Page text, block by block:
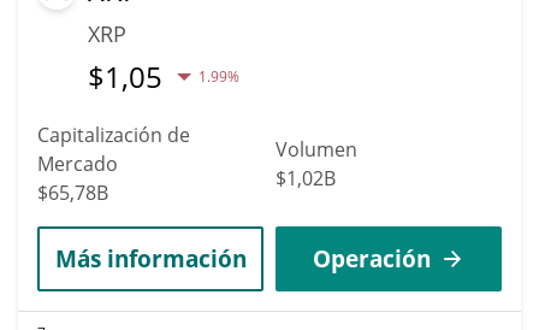
XRP
$1,05 1.99%
Capitalización de
Mercado
$65,78B
Volumen
$1,02B
Más información Operación